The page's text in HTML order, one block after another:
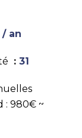
an
31
: 980€ ~